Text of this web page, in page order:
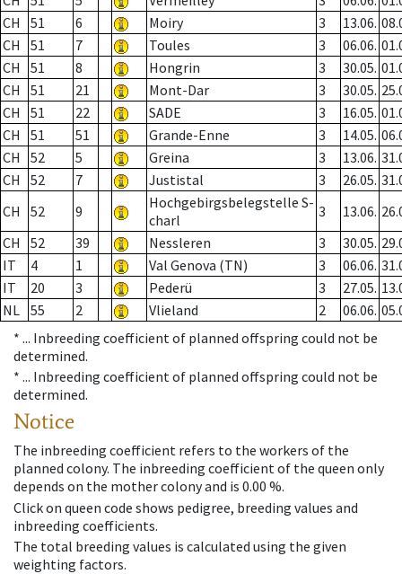
CH
51 6 Moiry 3 13.06.
CH
51 7 Toules 3 06.06.
CH
51 8 Hongrin 3 30.05.
CH
51 21 Mont-Dar 3 30.05.
CH
51 22 SADE 3 16.05.
CH
51 51 Grande-Enne 3 14.05.
CH
52 5 Greina 3 13.06.
CH
52 7 Justistal 3 26.05.
CH
52 9
Hochgebirgsbelegstelle S-
charl
3 13.06.
CH
52 39 Nessleren 3 30.05.
IT
4 1 Val Genova (TN) 3 06.06.
IT
20 3 Pederü 3 27.05.
NL 55 2 Vlieland 2 06.06.
* ... Inbreeding coefficient of planned offspring could not be
determined.
* ... Inbreeding coefficient of planned offspring could not be
determined.
Notice
The inbreeding coefficient refers to the workers of the
planned colony. The inbreeding coefficient of the queen only
depends on the mother colony and is 0.00 %.
Click on queen code shows pedigree, breeding values and
inbreeding coefficients.
The total breeding values is calculated using the given
weighting factors.